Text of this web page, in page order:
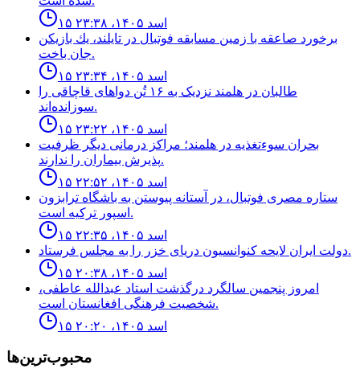
۱۵ اسد ۱۴۰۵، ۲۳:۳۸
برخورد صاعقه با زمين مسابقه فوتبال در تايلند، يك بازيكن
جان باخت.
۱۵ اسد ۱۴۰۵، ۲۳:۳۴
طالبان در هلمند نزدیک به ۱۶ تُن دواهای قاچاقی را
سوزانده‌اند.
۱۵ اسد ۱۴۰۵، ۲۳:۲۲
بحران سوءتغذیه در هلمند؛ مراکز درمانی دیگر ظرفیت
پذیرش بیماران را ندارند.
۱۵ اسد ۱۴۰۵، ۲۲:۵۲
ستاره مصرى فوتبال، در آستانه پيوستن به باشگاه ترابزون
اسپور تركيه است.
۱۵ اسد ۱۴۰۵، ۲۲:۳۵
دولت ايران لايحه كنوانسيون درياى خزر را به مجلس فرستاد.
۱۵ اسد ۱۴۰۵، ۲۰:۳۸
امروز پنجمین سالگرد درگذشت استاد عبدالله عاطفی،
شخصیت فرهنگی افغانستان است.
۱۵ اسد ۱۴۰۵، ۲۰:۲۰
محبوب‌ترین‌ها